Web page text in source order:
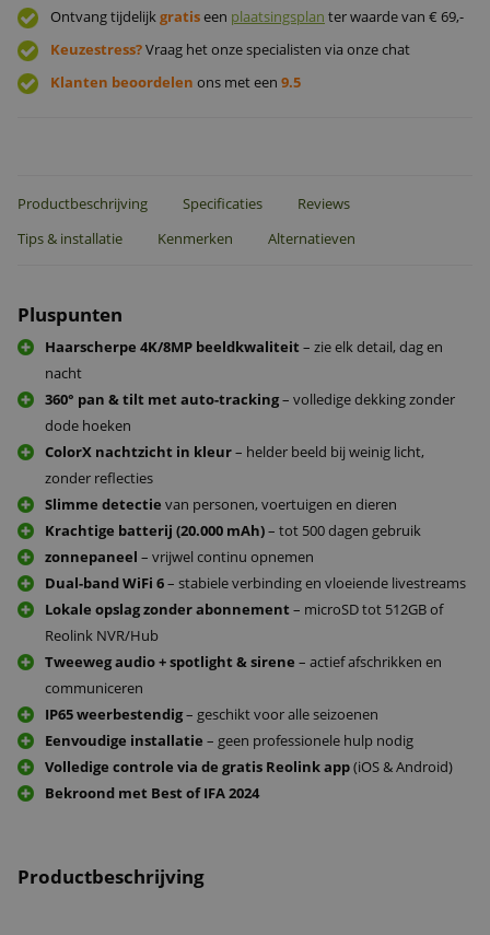
Ontvang tijdelijkgratiseen plaatsingsplan ter waarde van € 69,-
Keuzestress?Vraag het onze specialisten via onze chat
Klanten beoordelen ons met een 9.5
Productbeschrijving Specificaties
Reviews
Tips & installatie
Kenmerken Alternatieven
Pluspunten
Haarscherpe 4K/8MP beeldkwaliteit – zie elk detail, dag en
nacht
360° pan & tilt met auto-tracking– volledige dekking zonder
dode hoeken
ColorX nachtzicht in kleur– helder beeld bij weinig licht,
zonder reflecties
Slimme detectie van personen, voertuigen en dieren
Krachtige batterij (20.000 mAh)– tot 500 dagen gebruik
zonnepaneel – vrijwel continu opnemen
Dual-band WiFi 6– stabiele verbinding en vloeiende livestreams
Lokale opslag zonder abonnement – microSD tot 512GB of
Reolink NVR/Hub
Tweeweg audio + spotlight & sirene – actief afschrikken en
communiceren
IP65 weerbestendig– geschikt voor alle seizoenen
Eenvoudige installatie – geen professionele hulp nodig
Volledige controle via de gratis Reolink app(iOS & Android)
Bekroond met Best of IFA 2024
Productbeschrijving